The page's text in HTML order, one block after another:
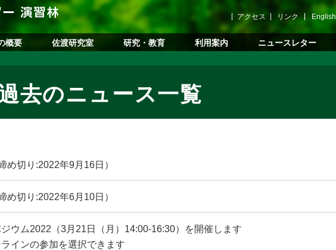
アクセス リンク English
概要 佐渡研究室 研究・教育 利用案内 ニュースレター
去のニュース一覧
め切り:2022年9月16日）
め切り:2022年6月10日）
ウム2022（3月21日（月）14:00-16:30）を開催します
インの参加を選択できます